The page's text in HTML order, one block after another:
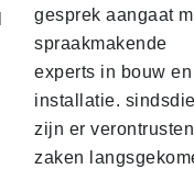
gesprek aangaat
spraakmakende
experts in bouw en
installatie.
zijn er
zaken